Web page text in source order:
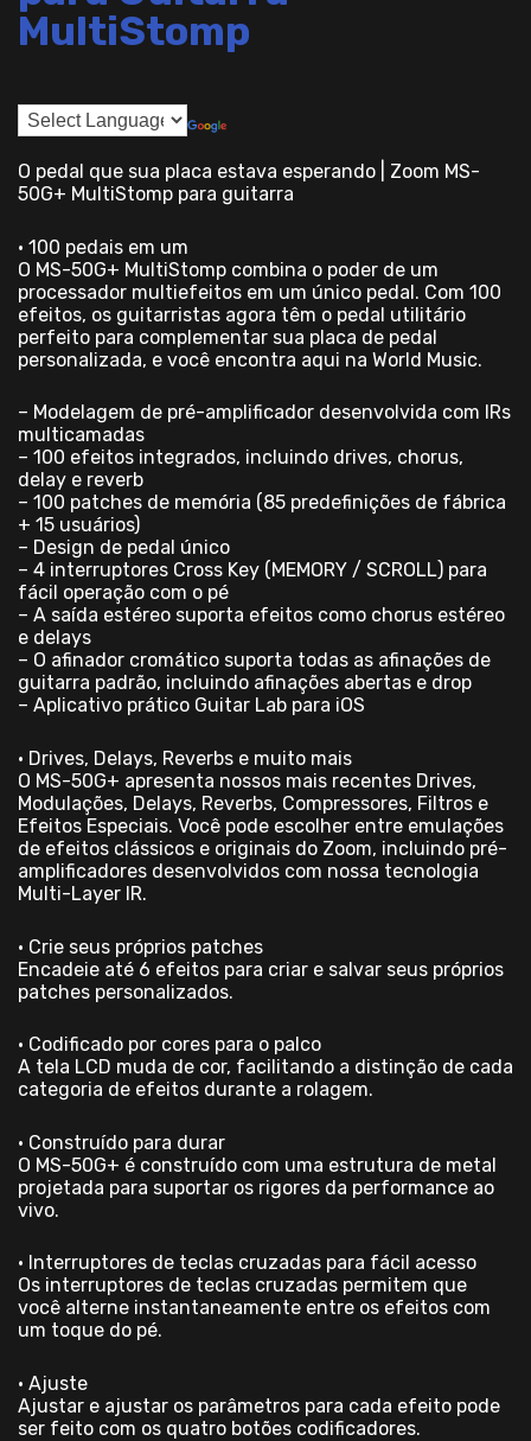
MultiStomp
O pedal que sua placa estava esperando | Zoom MS-
50G+ MultiStomp para guitarra
• 100 pedais em um
O MS-50G+ MultiStomp combina o poder de um
processador multiefeitos em um único pedal. Com 100
efeitos, os guitarristas agora têm o pedal utilitário
perfeito para complementar sua placa de pedal
personalizada, e você encontra aqui na World Music.
– Modelagem de pré-amplificador desenvolvida com IRs
multicamadas
– 100 efeitos integrados, incluindo drives, chorus,
delay e reverb
– 100 patches de memória (85 predefinições de fábrica
+ 15 usuários)
– Design de pedal único
– 4 interruptores Cross Key (MEMORY / SCROLL) para
fácil operação com o pé
– A saída estéreo suporta efeitos como chorus estéreo
e delays
– O afinador cromático suporta todas as afinações de
guitarra padrão, incluindo afinações abertas e drop
– Aplicativo prático Guitar Lab para iOS
• Drives, Delays, Reverbs e muito mais
O MS-50G+ apresenta nossos mais recentes Drives,
Modulações, Delays, Reverbs, Compressores, Filtros e
Efeitos Especiais. Você pode escolher entre emulações
de efeitos clássicos e originais do Zoom, incluindo pré-
amplificadores desenvolvidos com nossa tecnologia
Multi-Layer IR.
• Crie seus próprios patches
Encadeie até 6 efeitos para criar e salvar seus próprios
patches personalizados.
• Codificado por cores para o palco
A tela LCD muda de cor, facilitando a distinção de cada
categoria de efeitos durante a rolagem.
• Construído para durar
O MS-50G+ é construído com uma estrutura de metal
projetada para suportar os rigores da performance ao
vivo.
• Interruptores de teclas cruzadas para fácil acesso
Os interruptores de teclas cruzadas permitem que
você alterne instantaneamente entre os efeitos com
um toque do pé.
• Ajuste
Ajustar e ajustar os parâmetros para cada efeito pode
ser feito com os quatro botões codificadores.